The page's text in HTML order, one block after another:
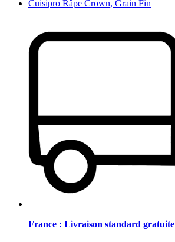
Cuisipro Râpe Crown, Grain Fin
France : Livraison standard gratuite